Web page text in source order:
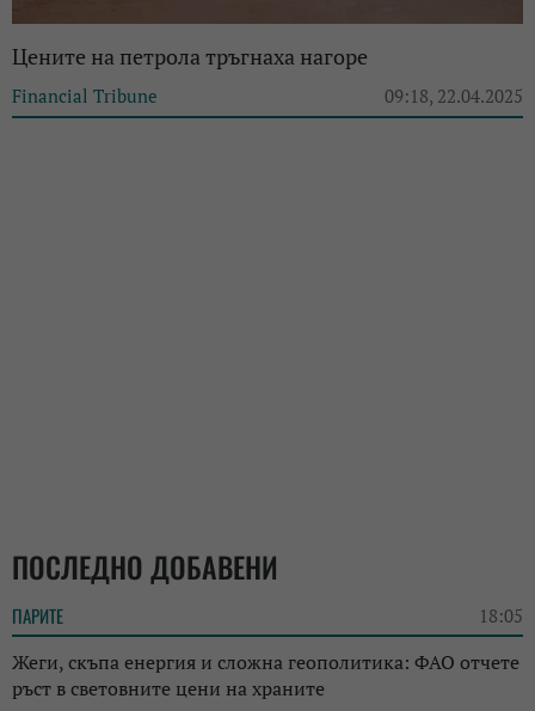
Цените на петрола тръгнаха нагоре
Financial Tribune 09:18, 22.04.2025
ПОСЛЕДНО ДОБАВЕНИ
ПАРИТЕ 18:05
Жеги, скъпа енергия и сложна геополитика: ФАО отчете
ръст в световните цени на храните